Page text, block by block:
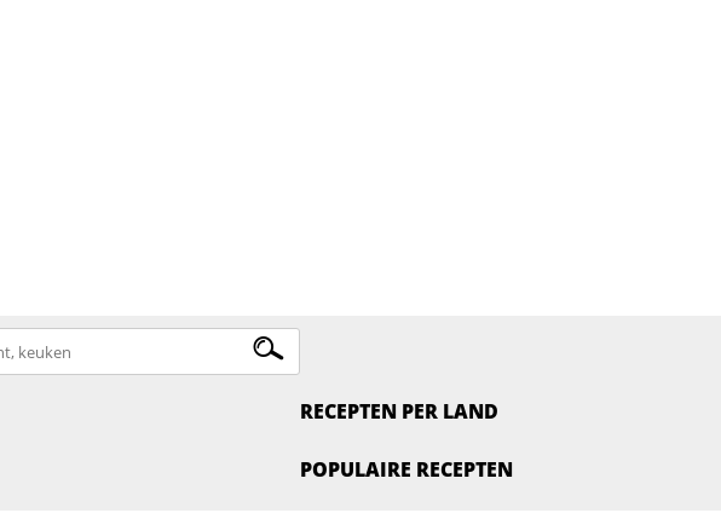
RECEPTEN PER LAND
POPULAIRE RECEPTEN